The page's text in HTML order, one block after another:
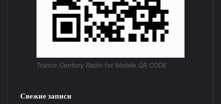
Trance Century Radio for Mobile QR CODE
Свежие записи